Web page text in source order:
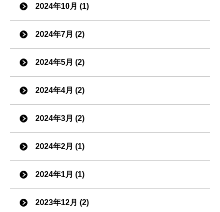
2024年10月 (1)
2024年7月 (2)
2024年5月 (2)
2024年4月 (2)
2024年3月 (2)
2024年2月 (1)
2024年1月 (1)
2023年12月 (2)